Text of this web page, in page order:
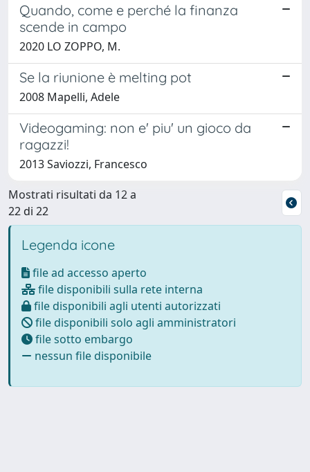
Quando, come e perché la finanza
scende in campo
2020 LO ZOPPO, M.
Se la riunione è melting pot
2008 Mapelli, Adele
Videogaming: non e' piu' un gioco da
ragazzi!
2013 Saviozzi, Francesco
Mostrati risultati da 12 a
22 di 22
Legenda icone
file ad accesso aperto
file disponibili sulla rete interna
file disponibili agli utenti autorizzati
file disponibili solo agli amministratori
file sotto embargo
nessun file disponibile